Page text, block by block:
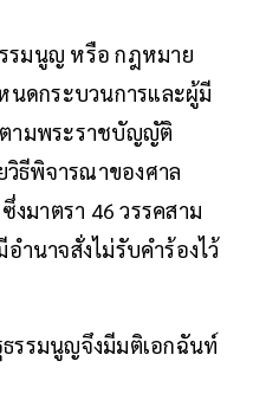
รมนูญ หรือ กฎหมาย
นดกระบวนการและผู้มี
ตามพระราชบัญญัติ
ธีพิจารณาของศาล
งมาตรา 46 วรรคสาม
นาจสั่งไม่รับคำร้องไว้
ธรรมนูญจึงมีมติเอกฉันท์